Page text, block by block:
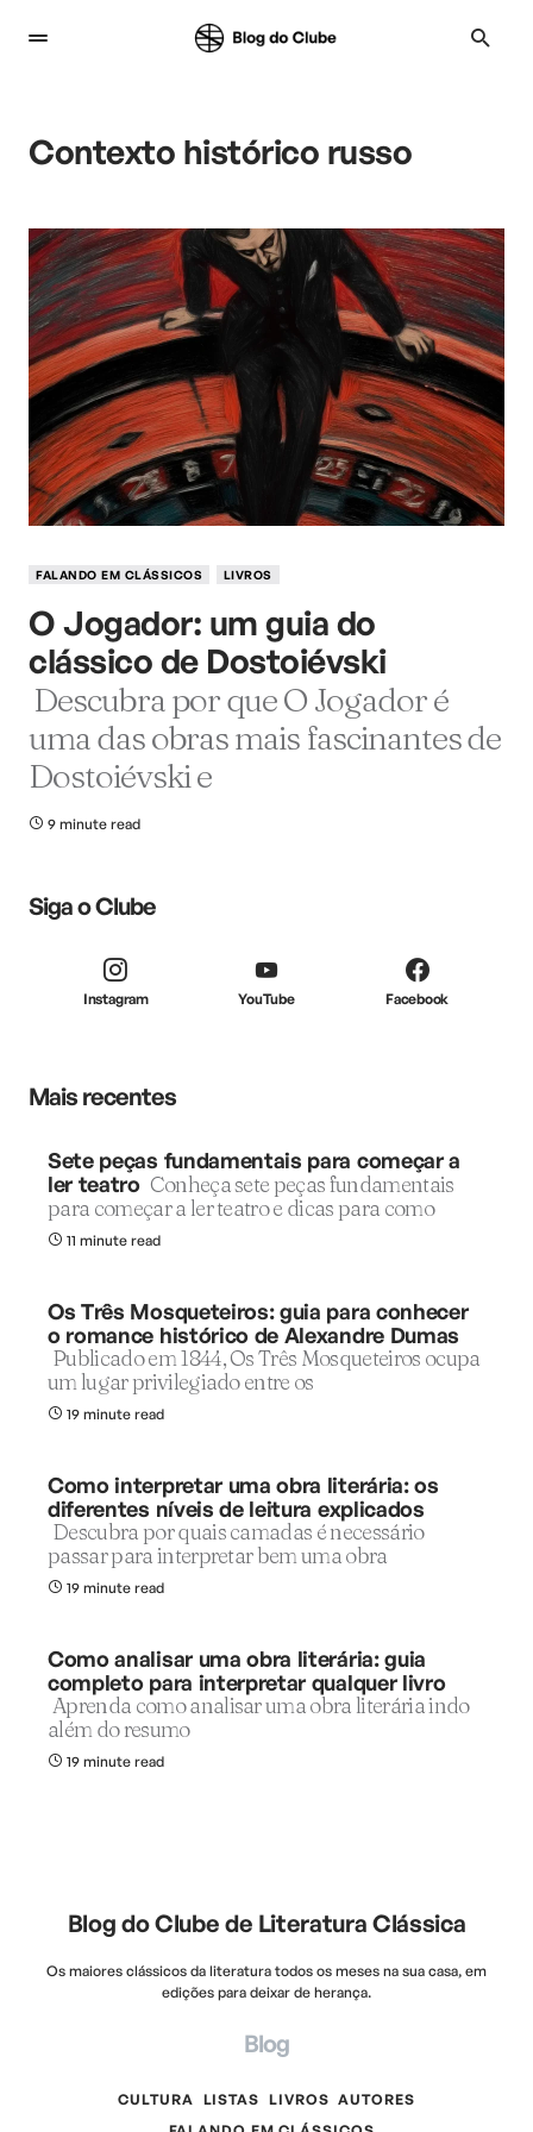
Contexto histórico russo
FALANDO EM CLÁSSICOS LIVROS
O Jogador: um guia do
clássico de Dostoiévski
Descubra por que O Jogador é
uma das obras mais fascinantes de
Dostoiévski e
9 minute read
Siga o Clube
Instagram YouTube Facebook
Mais recentes
Sete peças fundamentais para começar a
ler teatro Conheça sete peças fundamentais
para começar a ler teatro e dicas para como
11 minute read
Os Três Mosqueteiros: guia para conhecer
o romance histórico de Alexandre Dumas
Publicado em 1844, Os Três Mosqueteiros ocupa
um lugar privilegiado entre os
19 minute read
Como interpretar uma obra literária: os
diferentes níveis de leitura explicados
Descubra por quais camadas é necessário
passar para interpretar bem uma obra
19 minute read
Como analisar uma obra literária: guia
completo para interpretar qualquer livro
Aprenda como analisar uma obra literária indo
além do resumo
19 minute read
Blog do Clube de Literatura Clássica
Os maiores clássicos da literatura todos os meses na sua casa, em
edições para deixar de herança.
Blog
CULTURA LISTAS LIVROS AUTORES